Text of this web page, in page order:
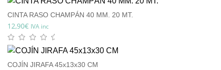
CINTA RASO CHAMPÁN 40 MM. 20 MT.
12,90€ IVA inc
COJÍN JIRAFA 45x13x30 CM